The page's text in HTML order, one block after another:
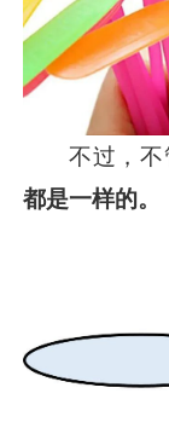
不过，
都是一样的。